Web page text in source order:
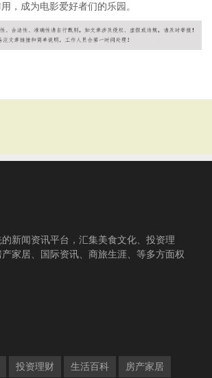
，成为电影爱好者们的乐园。
新闻资讯平台，汇集美食文化、投资理
家居、国际资讯、商旅生涯、等多方面权
投资理财 生活百科 房产家居